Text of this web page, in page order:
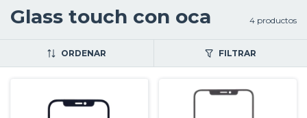
Glass touch con oca 4 productos
ORDENAR FILTRAR